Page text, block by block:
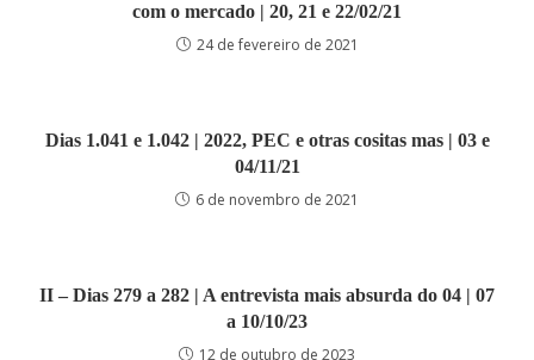
com o mercado | 20, 21 e 22/02/21
24 de fevereiro de 2021
Dias 1.041 e 1.042 | 2022, PEC e otras cositas mas | 03 e
04/11/21
6 de novembro de 2021
II – Dias 279 a 282 | A entrevista mais absurda do 04 | 07
a 10/10/23
12 de outubro de 2023